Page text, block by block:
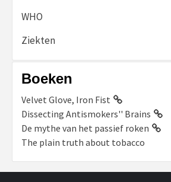
WHO
Ziekten
Boeken
Velvet Glove, Iron Fist
Dissecting Antismokers'' Brains
De mythe van het passief roken
The plain truth about tobacco